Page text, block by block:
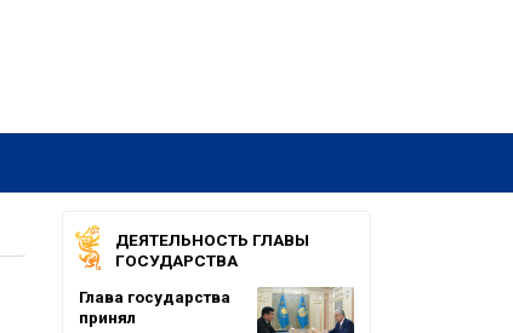
ДЕЯТЕЛЬНОСТЬ ГЛАВЫ
ГОСУДАРСТВА
Глава государства
принял